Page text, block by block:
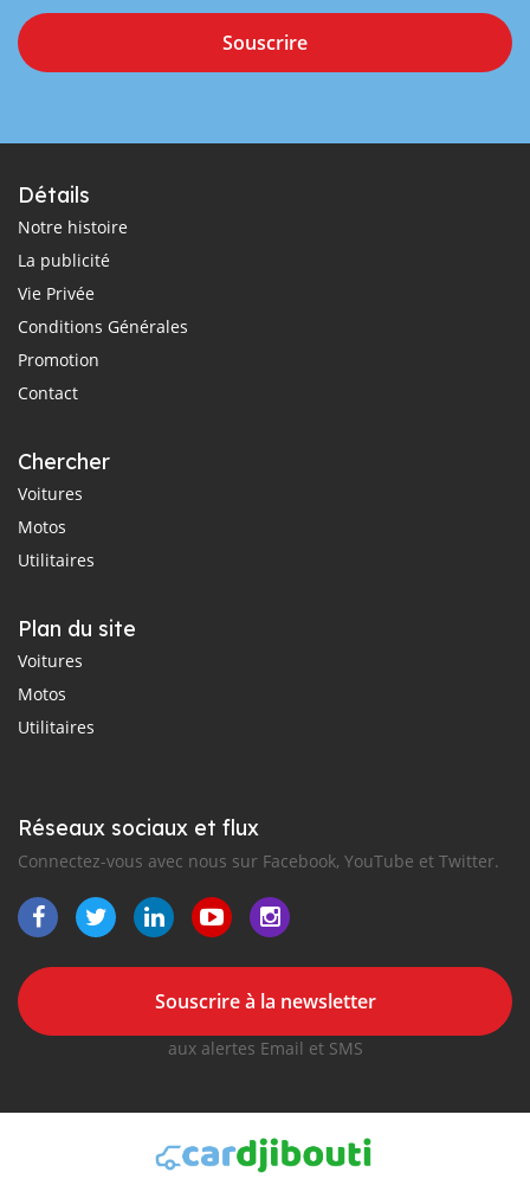
Souscrire
Détails
Notre histoire
La publicité
Vie Privée
Conditions Générales
Promotion
Contact
Chercher
Voitures
Motos
Utilitaires
Plan du site
Voitures
Motos
Utilitaires
Réseaux sociaux et flux
Connectez-vous avec nous sur Facebook, YouTube et Twitter.
Souscrire à la newsletter
aux alertes Email et SMS